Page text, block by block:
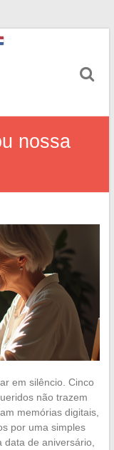
nossa
em silêncio. Cinco
não trazem
memórias digitais,
por uma simples
de aniversário,